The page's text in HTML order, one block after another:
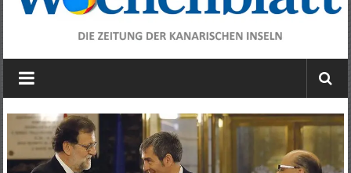
Wochenblatt
die
der
Kanarischen
Inseln